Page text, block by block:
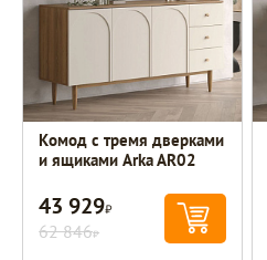
Комод с тремя дверками
и ящиками Arka AR02
43 929Р
62 846Р